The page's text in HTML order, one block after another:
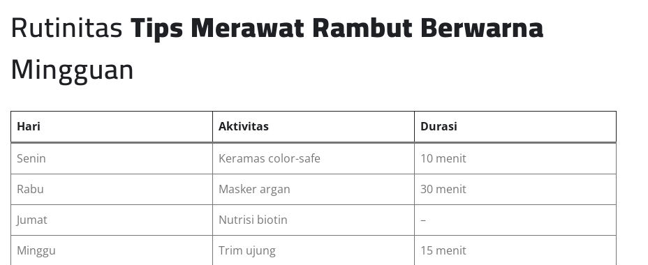
RutinitasTips Merawat Rambut Berwarna
Mingguan
Hari Aktivitas Durasi
Senin Keramas color-safe
10 menit
Rabu
Masker argan
30 menit
Jumat
Nutrisi biotin
–
Minggu
Trim ujung 15 menit